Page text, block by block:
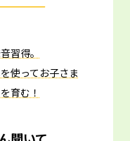
習得。
使ってお子さま
育む！